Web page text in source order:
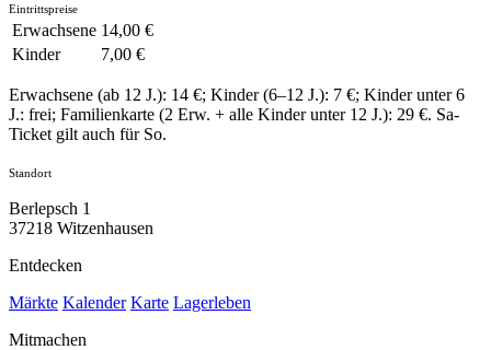
Eintrittspreise
Erwachsene 14,00 €
Kinder
7,00 €
Erwachsene (ab 12 J.): 14 €; Kinder (6–12 J.): 7 €; Kinder unter 6
J.: frei; Familienkarte (2 Erw. + alle Kinder unter 12 J.): 29 €. Sa-
Ticket gilt auch für So.
Standort
Berlepsch 1
37218 Witzenhausen
Entdecken
Märkte Kalender Karte Lagerleben
Mitmachen